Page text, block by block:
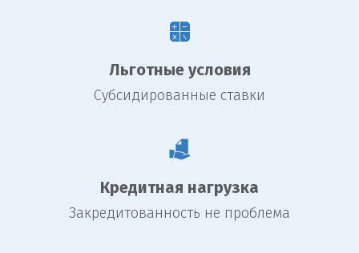
Льготные условия
Субсидированные ставки
Кредитная нагрузка
Закредитованность не проблема